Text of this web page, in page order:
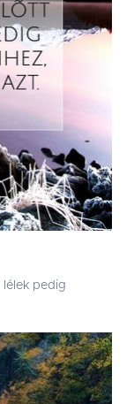
pedig